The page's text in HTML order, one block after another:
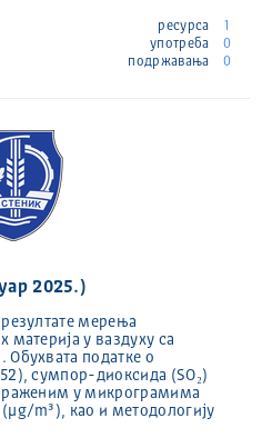
ресурса
1
употреба
0
подржавања
0
2025.)
мерења
материја у ваздуху са
Обухвата податке о
сумпор-диоксида (SO₂)
у микрограмима
m³), као и методологију